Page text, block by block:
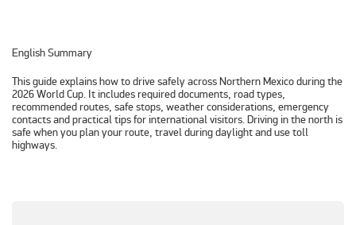
English Summary
This guide explains how to drive safely across Northern Mexico during the
2026 World Cup. It includes required documents, road types,
recommended routes, safe stops, weather considerations, emergency
contacts and practical tips for international visitors. Driving in the north is
safe when you plan your route, travel during daylight and use toll
highways.